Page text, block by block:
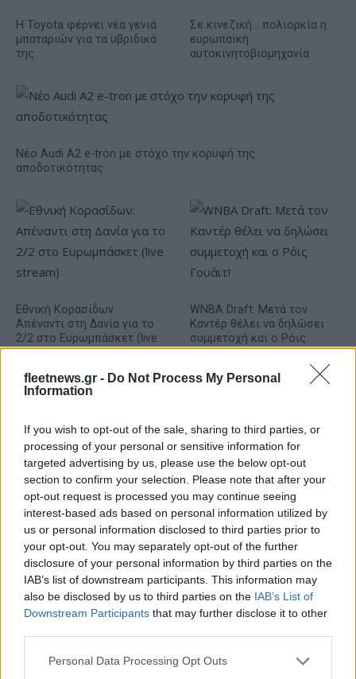
fleetnews.gr - Do Not Process My Personal
Information
If you wish to opt-out of the sale, sharing to third parties, or
processing of your personal or sensitive information for
targeted advertising by us, please use the below opt-out
section to confirm your selection. Please note that after your
opt-out request is processed you may continue seeing
interest-based ads based on personal information utilized by
us or personal information disclosed to third parties prior to
your opt-out. You may separately opt-out of the further
disclosure of your personal information by third parties on the
IAB’s list of downstream participants. This information may
also be disclosed by us to third parties on the IAB’s List of
Downstream Participants that may further disclose it to other
Please note that this website/app uses one or more Google
Personal Data Processing Opt Outs
Η Toyota φέρνει νέα γενιά
μπαταριών για τα υβριδικά
της
Σε κινεζική… πολιορκία η
ευρωπαϊκή
αυτοκινητοβιομηχανία
Νέο Audi A2 e-tron με στόχο την κορυφή της
αποδοτικότητας
Εθνική Κορασίδων:
Απέναντι στη Δανία για το
2/2 στο Ευρωμπάσκετ (live
stream)
WNBA Draft: Μετά τον
Καντέρ θέλει να δηλώσει
συμμετοχή και ο Ρόις
Γουάιτ!
Ελληνική Αναπτυξιακή Τράπεζα: Με «προίκα» 2 δισ. ευρώ
ανοίγει δρόμο για δάνεια έως 5 δισ. σε μικρομεσαίες
κερδών 57% - Τα νέα
σύμβουλος της ΔΕΗ για την